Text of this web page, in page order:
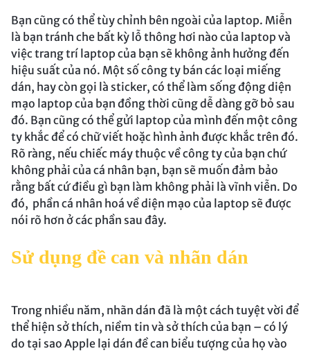
Bạn cũng có thể tùy chỉnh bên ngoài của laptop. Miễn
là bạn tránh che bất kỳ lỗ thông hơi nào của laptop và
việc trang trí laptop của bạn sẽ không ảnh hưởng đến
hiệu suất của nó. Một số công ty bán các loại miếng
dán, hay còn gọi là sticker, có thể làm sống động diện
mạo laptop của bạn đồng thời cũng dễ dàng gỡ bỏ sau
đó. Bạn cũng có thể gửi laptop của mình đến một công
ty khắc để có chữ viết hoặc hình ảnh được khắc trên đó.
Rõ ràng, nếu chiếc máy thuộc về công ty của bạn chứ
không phải của cá nhân bạn, bạn sẽ muốn đảm bảo
rằng bất cứ điều gì bạn làm không phải là vĩnh viễn. Do
đó, phần cá nhân hoá về diện mạo của laptop sẽ được
nói rõ hơn ở các phần sau đây.
Sử dụng đề can và nhãn dán
Trong nhiều năm, nhãn dán đã là một cách tuyệt vời để
thể hiện sở thích, niềm tin và sở thích của bạn – có lý
do tại sao Apple lại dán đề can biểu tượng của họ vào